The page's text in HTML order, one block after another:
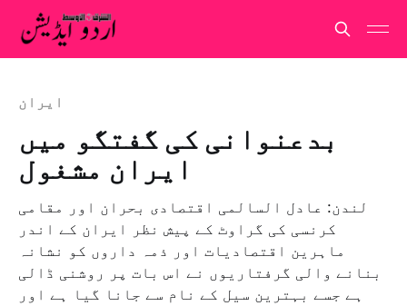
ایران
بدعنوانی کی گفتگو میں
ایران مشغول
لندن: عادل السالمی اقتصادی بحران اور مقامی
کرنسی کی گراوٹ کے پیش نظر ایران کے اندر
ماہرین اقتصادیات اور ذمہ داروں کو نشانہ
بنانے والی گرفتاریوں نے اس بات پر روشنی ڈالی
ہے جسے بہترین سیل کے نام سے جانا گیا ہے اور